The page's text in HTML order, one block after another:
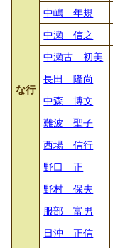
な行
中嶋 年規
中瀬 信之
中瀬古 初美
長田 隆尚
中森 博文
難波 聖子
西場 信行
野口 正
野村 保夫
服部 富男
日沖 正信